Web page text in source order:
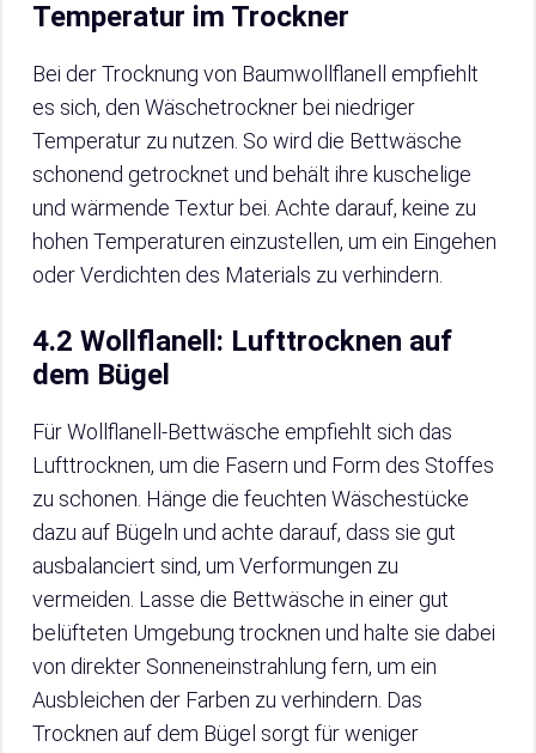
Temperatur im Trockner
Bei der Trocknung von Baumwollflanell empfiehlt
es sich, den Wäschetrockner bei niedriger
Temperatur zu nutzen. So wird die Bettwäsche
schonend getrocknet und behält ihre kuschelige
und wärmende Textur bei. Achte darauf, keine zu
hohen Temperaturen einzustellen, um ein Eingehen
oder Verdichten des Materials zu verhindern.
4.2 Wollflanell: Lufttrocknen auf
dem Bügel
Für Wollflanell-Bettwäsche empfiehlt sich das
Lufttrocknen, um die Fasern und Form des Stoffes
zu schonen. Hänge die feuchten Wäschestücke
dazu auf Bügeln und achte darauf, dass sie gut
ausbalanciert sind, um Verformungen zu
vermeiden. Lasse die Bettwäsche in einer gut
belüfteten Umgebung trocknen und halte sie dabei
von direkter Sonneneinstrahlung fern, um ein
Ausbleichen der Farben zu verhindern. Das
Trocknen auf dem Bügel sorgt für weniger